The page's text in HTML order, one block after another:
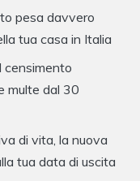
pesa davvero
tua casa in Italia
censimento
multe dal 30
di vita, la nuova
tua data di uscita